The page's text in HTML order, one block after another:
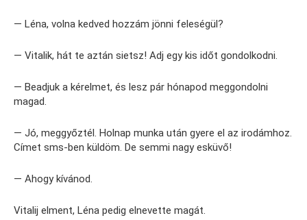
— Léna, volna kedved hozzám jönni feleségül?
— Vitalik, hát te aztán sietsz! Adj egy kis időt gondolkodni.
— Beadjuk a kérelmet, és lesz pár hónapod meggondolni
magad.
— Jó, meggyőztél. Holnap munka után gyere el az irodámhoz.
Címet sms-ben küldöm. De semmi nagy esküvő!
— Ahogy kívánod.
Vitalij elment, Léna pedig elnevette magát.